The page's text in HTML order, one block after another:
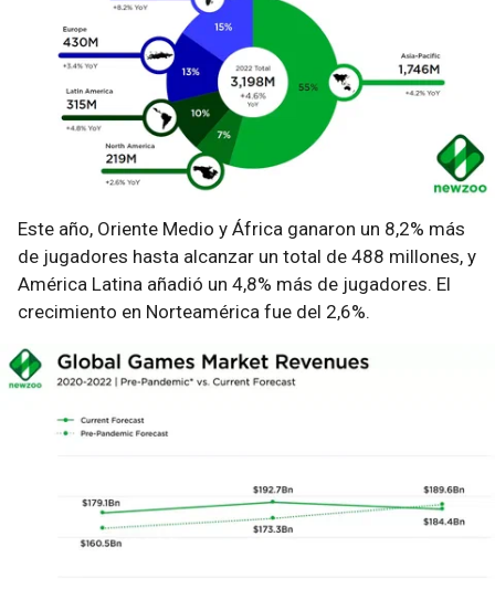
Este año, Oriente Medio y África ganaron un 8,2% más
de jugadores hasta alcanzar un total de 488 millones, y
América Latina añadió un 4,8% más de jugadores. El
crecimiento en Norteamérica fue del 2,6%.